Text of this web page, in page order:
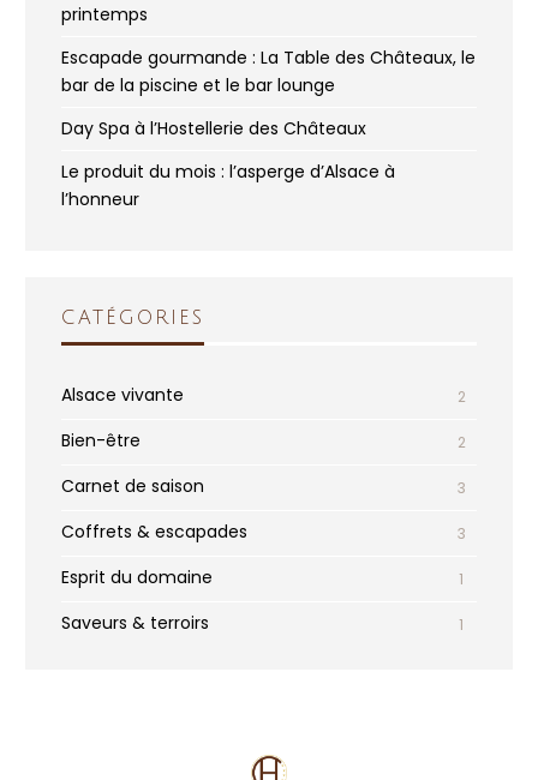
printemps
Escapade gourmande : La Table des Châteaux, le
bar de la piscine et le bar lounge
Day Spa à l’Hostellerie des Châteaux
Le produit du mois : l’asperge d’Alsace à
l’honneur
CATÉGORIES
Alsace vivante 2
Bien-être 2
Carnet de saison 3
Coffrets & escapades 3
Esprit du domaine 1
Saveurs & terroirs 1